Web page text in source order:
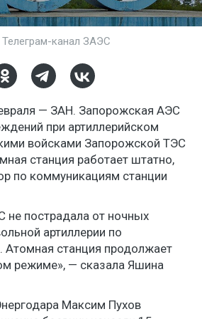
канал ЗАЭС
— ЗАН. Запорожская АЭС
при артиллерийском
войсками Запорожской ТЭС
станция работает штатно,
по коммуникациям станции
не пострадала от ночных
артиллерии по
станция продолжает
режиме», — сказала Яшина
Максим Пухов